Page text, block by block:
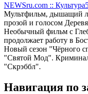
NEWSru.com :: Культура
Мультфильм, дышащий
прозой и голосом
Необычный фильм с
продолжает работу в
Новый сезон "Чёрного
"Святой Мод".
"Скрэббл".
Навигация по